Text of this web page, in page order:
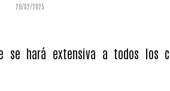
28/02/2025
se hará extensiva a todos los